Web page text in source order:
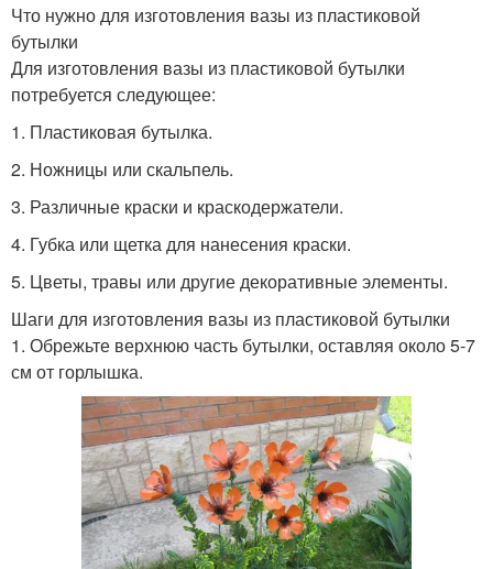
Что нужно для изготовления вазы из пластиковой
бутылки
Для изготовления вазы из пластиковой бутылки
потребуется следующее:
1. Пластиковая бутылка.
2. Ножницы или скальпель.
3. Различные краски и краскодержатели.
4. Губка или щетка для нанесения краски.
5. Цветы, травы или другие декоративные элементы.
Шаги для изготовления вазы из пластиковой бутылки
1. Обрежьте верхнюю часть бутылки, оставляя около 5-7
см от горлышка.